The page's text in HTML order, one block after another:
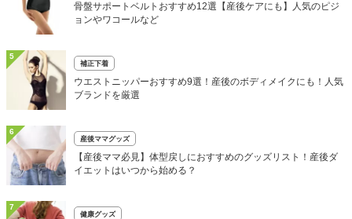
骨盤サポートベルトおすすめ12選【産後ケアにも】人気のピジ
ョンやワコールなど
5
補正下着
ウエストニッパーおすすめ9選！産後のボディメイクにも！人気
ブランドを厳選
6
産後ママグッズ
【産後ママ必見】体型戻しにおすすめのグッズリスト！産後ダ
イエットはいつから始める？
7
健康グッズ